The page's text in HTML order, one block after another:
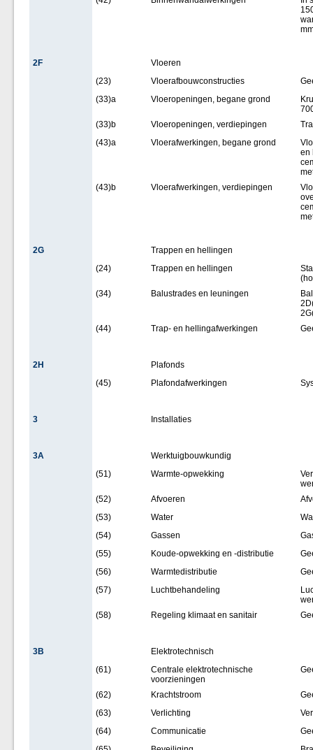
2F
Vloeren
(23)
Vloerafbouwconstructies
(33)a
Vloeropeningen, begane grond
(33)b
Vloeropeningen, verdiepingen
(43)a
Vloerafwerkingen, begane grond
en
(43)b
Vloerafwerkingen, verdiepingen
2G
Trappen en hellingen
(24)
Trappen en hellingen
(34)
Balustrades en leuningen
(44)
Trap- en hellingafwerkingen
2H
Plafonds
(45)
Plafondafwerkingen
3 Installaties
3A
Werktuigbouwkundig
(51)
Warmte-opwekking
(52)
Afvoeren
(53)
Water
(54)
Gassen
(55)
Koude-opwekking en -distributie
(56)
Warmtedistributie
(57)
Luchtbehandeling
(58)
Regeling klimaat en sanitair
3B
Elektrotechnisch
(61)
Centrale elektrotechnische
voorzieningen
(62) Krachtstroom
(63)
Verlichting
(64)
Communicatie